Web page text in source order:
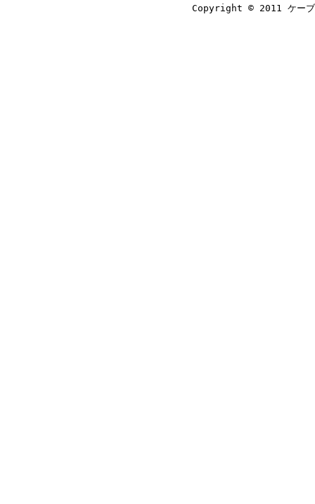
Copyright © 2011 ケーブ